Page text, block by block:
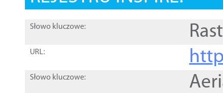
Słowo kluczowe:
URL:
Słowo kluczowe: